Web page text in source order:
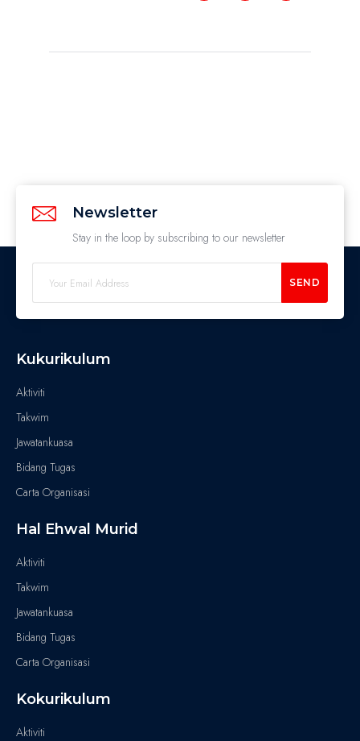
Newsletter
Stay in the loop by subscribing to our newsletter
SEND
Kukurikulum
Aktiviti
Takwim
Jawatankuasa
Bidang Tugas
Carta Organisasi
Hal Ehwal Murid
Aktiviti
Takwim
Jawatankuasa
Bidang Tugas
Carta Organisasi
Kokurikulum
Aktiviti